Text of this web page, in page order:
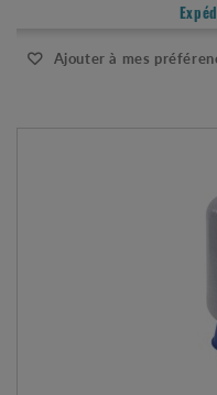
Ajouter à mes